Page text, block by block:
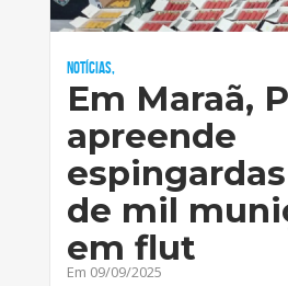
Notícias,
Em Maraã,
apreende
de mil
em flut
Em 09/09/2025